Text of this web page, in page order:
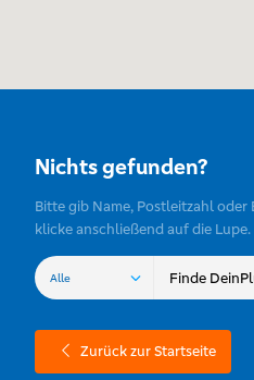
Nichts gefunden?
Bitte gib Name, Postleitzahl oder
klicke anschließend auf die Lupe.
Zurück zur Startseite